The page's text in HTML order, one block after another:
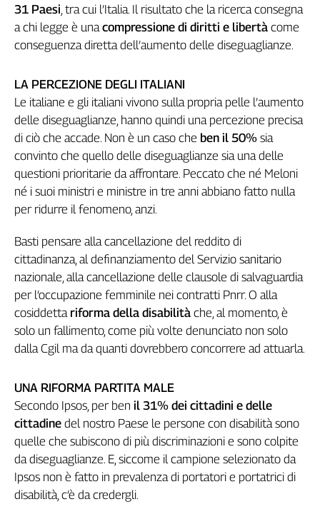
sangue
della
Cgil
Collettiva
Academy
Collettiva
Play
Rubriche
Collettiva
Talk
La
settimana
Collettiva
Girasoli
Il
Sassolino
Linea
Economica
It
Easy
Inserti
Idea
InFlai
31 Paesi, tra cui l’Italia. Il risultato che la ricerca consegna
a chi legge è unacompressione di diritti e libertà come
conseguenza diretta dell’aumento delle diseguaglianze.
LA PERCEZIONE DEGLI ITALIANI
Le italiane e gli italiani vivono sulla propria pelle l’aumento
delle diseguaglianze, hanno quindi una percezione precisa
di ciò che accade. Non è un caso che ben il 50% sia
convinto che quello delle diseguaglianze sia una delle
questioni prioritarie da affrontare. Peccato che né Meloni
né i suoi ministri e ministre in tre anni abbiano fatto nulla
per ridurre il fenomeno, anzi.
Basti pensare alla cancellazione del reddito di
cittadinanza, al definanziamento del Servizio sanitario
nazionale, alla cancellazione delle clausole di salvaguardia
per l’occupazione femminile nei contratti Pnrr. O alla
cosiddetta riforma della disabilità che, al momento, è
solo un fallimento, come più volte denunciato non solo
dalla Cgil ma da quanti dovrebbero concorrere ad attuarla.
UNA RIFORMA PARTITA MALE
Secondo Ipsos, per ben il 31% dei cittadini e delle
cittadine del nostro Paese le persone con disabilità sono
quelle che subiscono di più discriminazioni e sono colpite
da diseguaglianze. E, siccome il campione selezionato da
Ipsos non è fatto in prevalenza di portatori e portatrici di
disabilità, c’è da credergli.